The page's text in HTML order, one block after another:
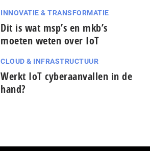
INNOVATIE & TRANSFORMATIE
Dit is wat msp’s en mkb’s
moeten weten over IoT
CLOUD & INFRASTRUCTUUR
Werkt IoT cyberaanvallen in de
hand?